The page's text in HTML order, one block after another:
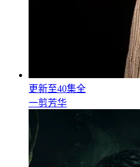
更新至40集全
一剪芳华